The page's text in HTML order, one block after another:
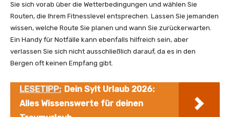
Sie sich vorab über die Wetterbedingungen und wählen Sie
Routen, die Ihrem Fitnesslevel entsprechen. Lassen Sie jemanden
wissen, welche Route Sie planen und wann Sie zurückerwarten.
Ein Handy für Notfälle kann ebenfalls hilfreich sein, aber
verlassen Sie sich nicht ausschließlich darauf, da es in den
Bergen oft keinen Empfang gibt.
LESETIPP: Dein Sylt Urlaub 2026:
Alles Wissenswerte für deinen